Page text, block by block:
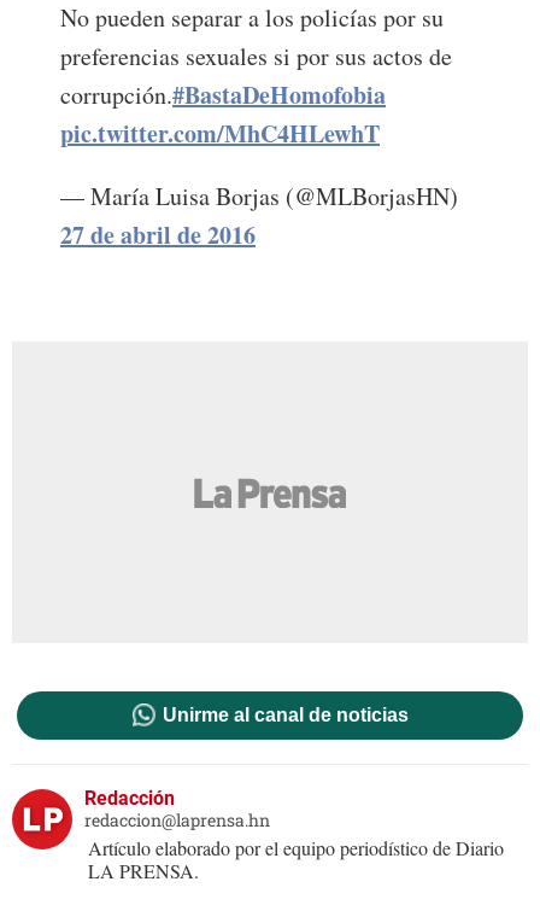
No pueden separar a los policías por su
preferencias sexuales si por sus actos de
corrupción.#BastaDeHomofobia
pic.twitter.com/MhC4HLewhT
— María Luisa Borjas (@MLBorjasHN)
27 de abril de 2016
Unirme al canal de noticias
Redacción
redaccion@laprensa.hn
Artículo elaborado por el equipo periodístico de Diario
LA PRENSA.